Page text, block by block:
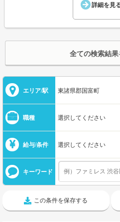
詳細を見
全ての検索結
エリア/駅 東諸県郡国富町
職種 選択してください
給与/条件 選択してください
キーワード
この条件を保存する